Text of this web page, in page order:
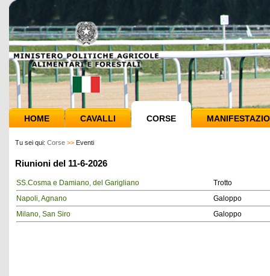
HOME CAVALLI CORSE
Tu sei qui: Corse >> Eventi
Riunioni del 11-6-2026
SS.Cosma e Damiano, del Garigliano
Trotto
Napoli, Agnano
Galoppo
Milano, San Siro
Galoppo